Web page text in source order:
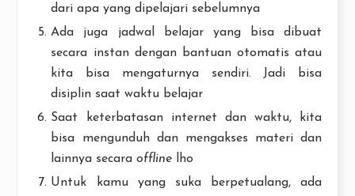
dari apa yang dipelajari sebelumnya
Ada juga jadwal belajar yang bisa dibuat
secara instan dengan bantuan otomatis atau
kita bisa mengaturnya sendiri. Jadi bisa
disiplin saat waktu belajar
Saat keterbatasan internet dan waktu, kita
bisa mengunduh dan mengakses materi dan
lainnya secaraoffline lho
Untuk kamu yang suka berpetualang, ada